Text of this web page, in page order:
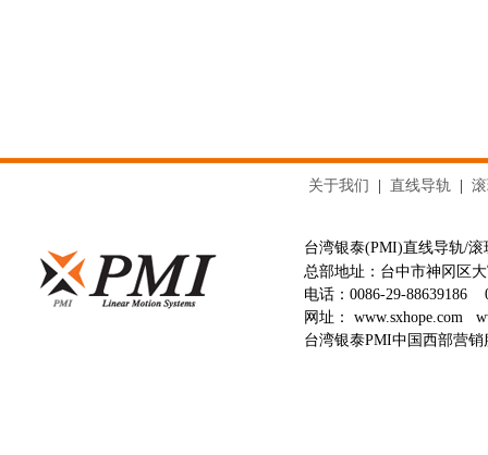
关于我们 直线导轨
台湾银泰(PMI)直线导轨/
总部地址：台中市神冈区
电话： 0086-29-88639186
网址： www.sxhope.com
台湾银泰PMI中国西部营